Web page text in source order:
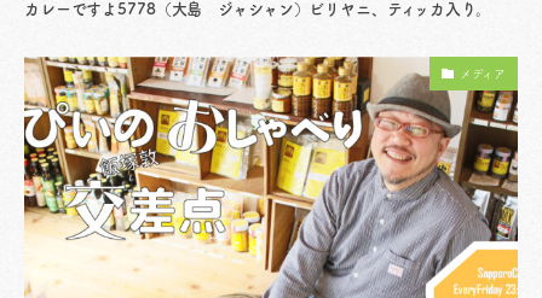
カレーですよ5778（大島 ジャシャン）ビリヤニ、ティッカ入り。
メディア